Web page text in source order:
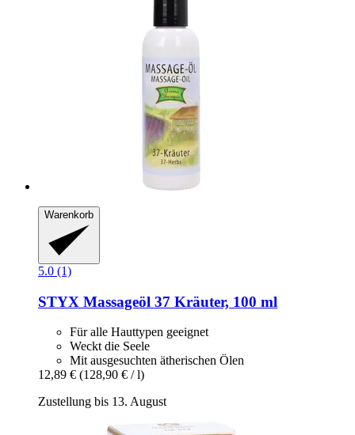
Warenkorb
5.0 (1)
STYX Massageöl 37 Kräuter, 100 ml
Für alle Hauttypen geeignet
Weckt die Seele
Mit ausgesuchten ätherischen Ölen
12,89 € (128,90 € / l)
Zustellung bis 13. August